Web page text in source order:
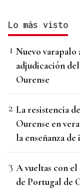
Lo más visto
Nuevo varapalo
adjudicación
Ourense
La resistencia
Ourense en
la enseñanza
A vueltas con
de Portugal de